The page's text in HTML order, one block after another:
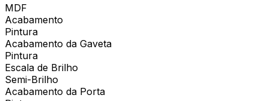
MDF
Acabamento
Pintura
Acabamento da Gaveta
Pintura
Escala de Brilho
Semi-Brilho
Acabamento da Porta